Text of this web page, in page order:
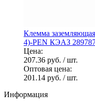
Клемма
4)-PEN КЭАЗ
Цена:
207.36 руб. / шт.
Оптовая цена:
201.14 руб. / шт.
Информация